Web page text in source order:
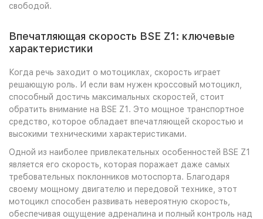
свободой.
Впечатляющая скорость BSE Z1: ключевые
характеристики
Когда речь заходит о мотоциклах, скорость играет
решающую роль. И если вам нужен кроссовый мотоцикл,
способный достичь максимальных скоростей, стоит
обратить внимание на BSE Z1. Это мощное транспортное
средство, которое обладает впечатляющей скоростью и
высокими техническими характеристиками.
Одной из наиболее привлекательных особенностей BSE Z1
является его скорость, которая поражает даже самых
требовательных поклонников мотоспорта. Благодаря
своему мощному двигателю и передовой технике, этот
мотоцикл способен развивать невероятную скорость,
обеспечивая ощущение адреналина и полный контроль над